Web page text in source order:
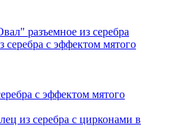
разъемное из серебра
с эффектом мятого